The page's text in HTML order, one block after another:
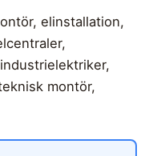
elinstallation,
montör,